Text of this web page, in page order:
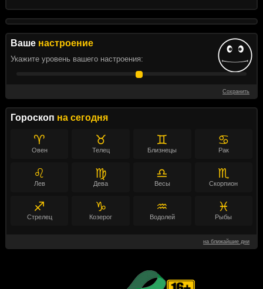
Ваше настроение
Укажите уровень вашего настроения:
Сохранить
Гороскоп на сегодня
♈
Овен
♉
Телец
♊
Близнецы
♋
Рак
♌
Лев
♍
Дева
♎
Весы
♏
Скорпион
♐
Стрелец
♑
Козерог
♒
Водолей
♓
Рыбы
на ближайшие дни